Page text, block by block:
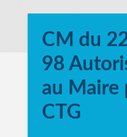
CM du
98
au Maire
CTG